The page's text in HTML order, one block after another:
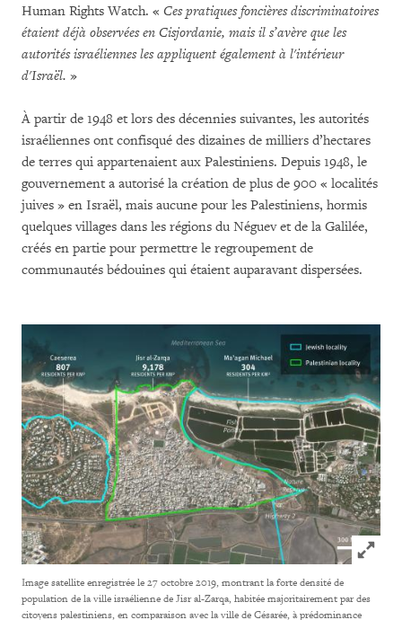
Human Rights Watch. « Ces pratiques foncières discriminatoires
étaient déjà observées en Cisjordanie, mais il s’avère que les
autorités israéliennes les appliquent également à l'intérieur
d'Israël. »
À partir de 1948 et lors des décennies suivantes, les autorités
israéliennes ont confisqué des dizaines de milliers d’hectares
de terres qui appartenaient aux Palestiniens. Depuis 1948, le
gouvernement a autorisé la création de plus de 900 « localités
juives » en Israël, mais aucune pour les Palestiniens, hormis
quelques villages dans les régions du Néguev et de la Galilée,
créés en partie pour permettre le regroupement de
communautés bédouines qui étaient auparavant dispersées.
Click to
Image satellite enregistrée le 27 octobre 2019, montrant la forte densité de
population de la ville israélienne de Jisr al-Zarqa, habitée majoritairement par des
citoyens palestiniens, en comparaison avec la ville de Césarée, à prédominance